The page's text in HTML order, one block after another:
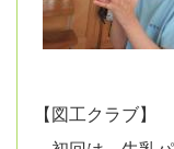
【図工クラブ】